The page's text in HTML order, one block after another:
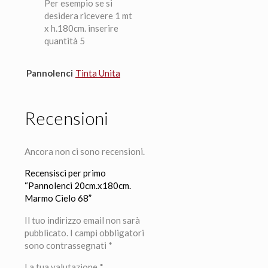
Per esempio se si
desidera ricevere 1 mt
x h.180cm. inserire
quantità 5
Pannolenci Tinta Unita
Recensioni
Ancora non ci sono recensioni.
Recensisci per primo
“Pannolenci 20cm.x180cm.
Marmo Cielo 68”
Il tuo indirizzo email non sarà
pubblicato. I campi obbligatori
sono contrassegnati *